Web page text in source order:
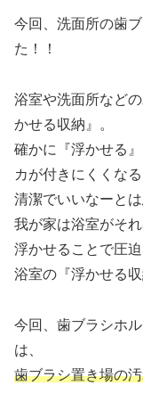
今回、洗面所の歯
た！！
浴室や洗面所など
かせる収納』。
確かに『浮かせる
カが付きにくくなる
清潔でいいなーと
我が家は浴室がそ
浮かせることで圧
浴室の『浮かせる
今回、歯ブラシホ
は、
歯ブラシ置き場の